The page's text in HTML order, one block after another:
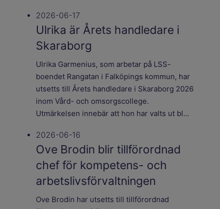
2026-06-17
Ulrika är Årets handledare i
Skaraborg
Ulrika Garmenius, som arbetar på LSS-
boendet Rangatan i Falköpings kommun, har
utsetts till Årets handledare i Skaraborg 2026
inom Vård- och omsorgscollege.
Utmärkelsen innebär att hon har valts ut bl...
2026-06-16
Ove Brodin blir tillförordnad
chef för kompetens- och
arbetslivsförvaltningen
Ove Brodin har utsetts till tillförordnad